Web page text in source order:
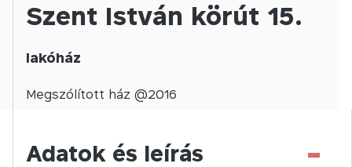
Szent István körút 15.
lakóház
Megszólított ház @2016
Adatok és leírás -